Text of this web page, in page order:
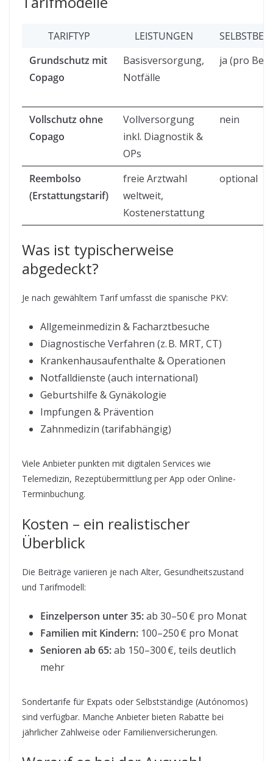
TARIFTYP LEISTUNGEN
Grundschutz mit
Copago
Basisversorgung,
Notfälle
ja (pro
Vollschutz ohne
Copago
Vollversorgung
inkl. Diagnostik &
OPs
nein
Reembolso
(Erstattungstarif)
freie Arztwahl
weltweit,
Kostenerstattung
optional
Was ist typischerweise
abgedeckt?
Je nach gewähltem Tarif umfasst die spanische PKV:
Allgemeinmedizin & Facharztbesuche
Diagnostische Verfahren (z. B. MRT, CT)
Krankenhausaufenthalte & Operationen
Notfalldienste (auch international)
Geburtshilfe & Gynäkologie
Impfungen & Prävention
Zahnmedizin (tarifabhängig)
Viele Anbieter punkten mit digitalen Services wie
Telemedizin, Rezeptübermittlung per App oder Online-
Terminbuchung.
Kosten – ein realistischer
Überblick
Die Beiträge variieren je nach Alter, Gesundheitszustand
und Tarifmodell:
Einzelperson unter 35:ab 30–50 € pro Monat
Familien mit Kindern: 100–250 € pro Monat
Senioren ab 65:ab 150–300 €, teils deutlich
mehr
Sondertarife für Expats oder Selbstständige (Autónomos)
sind verfügbar. Manche Anbieter bieten Rabatte bei
jährlicher Zahlweise oder Familienversicherungen.